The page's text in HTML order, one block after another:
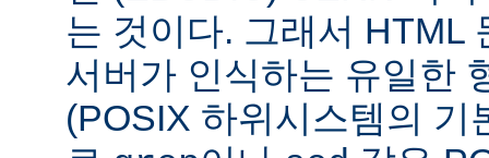
는 것이다. 그래서 HTML
서버가 인식하는 유일한
(POSIX 하위시스템의 기